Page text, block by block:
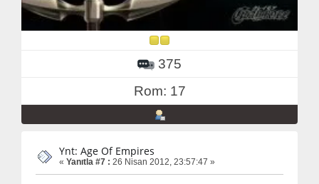
375
Rom: 17
Ynt: Age Of Empires
« Yanıtla #7 : 26 Nisan 2012, 23:57:47 »